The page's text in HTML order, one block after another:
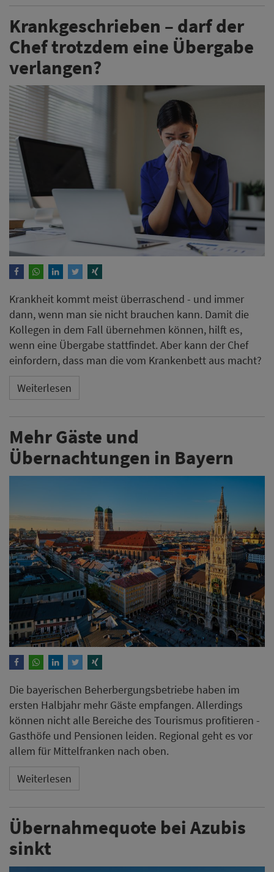
Krankgeschrieben – darf der
Chef trotzdem eine Übergabe
verlangen?
Krankheit kommt meist überraschend - und immer
dann, wenn man sie nicht brauchen kann. Damit die
Kollegen in dem Fall übernehmen können, hilft es,
wenn eine Übergabe stattfindet. Aber kann der Chef
einfordern, dass man die vom Krankenbett aus macht?
Weiterlesen
Mehr Gäste und
Übernachtungen in Bayern
Die bayerischen Beherbergungsbetriebe haben im
ersten Halbjahr mehr Gäste empfangen. Allerdings
können nicht alle Bereiche des Tourismus profitieren -
Gasthöfe und Pensionen leiden. Regional geht es vor
allem für Mittelfranken nach oben.
Weiterlesen
Übernahmequote bei Azubis
sinkt